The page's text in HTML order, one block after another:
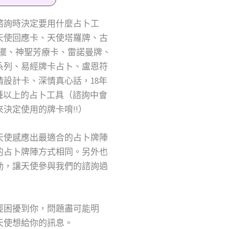
時決定要用什麼占卜工
回應卡、天使塔羅牌、古
、神聖芳療卡、雷諾曼牌、
、易經牌卡占卜、盧恩符
計卡、深情真心話，18年
上的占卜工具（諮詢中會
定使用的牌卡唷!!）
感應出最適合的占卜牌陣
卜牌陣方式相同。另外也
讓天使參與我們的諮詢過
擾到你，問題盡可能明
想給你的訊息。